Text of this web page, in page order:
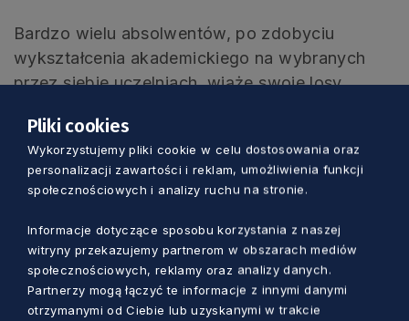
Bardzo wielu absolwentów, po zdobyciu
wykształcenia akademickiego na wybranych
przez siebie uczelniach, wiąże swoje losy
przyczynia się do rozwoju Pomorza. Warto też
dodać, że z projektu korzystają nie tylko
uczniowie, ale i nauczyciele.
FOT. MAT. UMWP
Pliki cookies
Wykorzystujemy pliki cookie w celu dostosowania oraz
personalizacji zawartości i reklam, umożliwienia funkcji
społecznościowych i analizy ruchu na stronie.
Informacje dotyczące sposobu korzystania z naszej
witryny przekazujemy partnerom w obszarach mediów
społecznościowych, reklamy oraz analizy danych.
Partnerzy mogą łączyć te informacje z innymi danymi
otrzymanymi od Ciebie lub uzyskanymi w trakcie